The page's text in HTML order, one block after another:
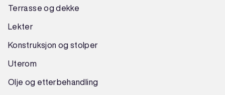
Terrasse og dekke
Lekter
Konstruksjon og stolper
Uterom
Olje og etterbehandling